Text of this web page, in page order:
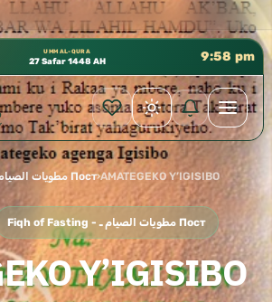
UMM AL-QURA
27 Safar 1448 AH 9:58 pm
Fiqh of Fasting - مطويات الصيام ـ Пост›AMATEGEKO Y’IGISIBO
Fiqh of Fasting - مطويات الصيام ـ Пост
Y’IGISIBO